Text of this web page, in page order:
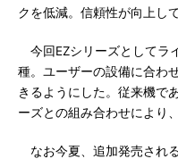
クを低減。信頼性が向上して
今回EZシリーズとしてラ
種。ユーザーの設備に合わ
きるようにした。従来機で
ーズとの組み合わせにより
なお今夏、追加発売され